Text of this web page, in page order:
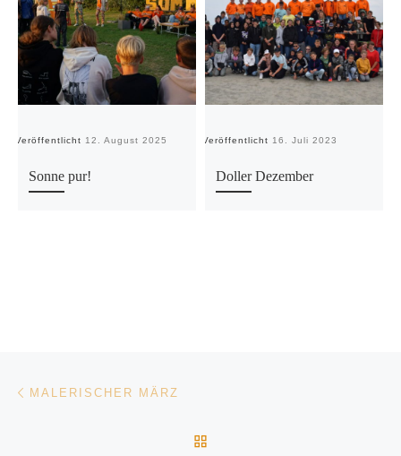
Veröffentlicht 12. August 2025
Sonne pur!
Veröffentlicht 16. Juli 2023
Doller Dezember
Beitragsnavigation
MALERISCHER MÄRZ